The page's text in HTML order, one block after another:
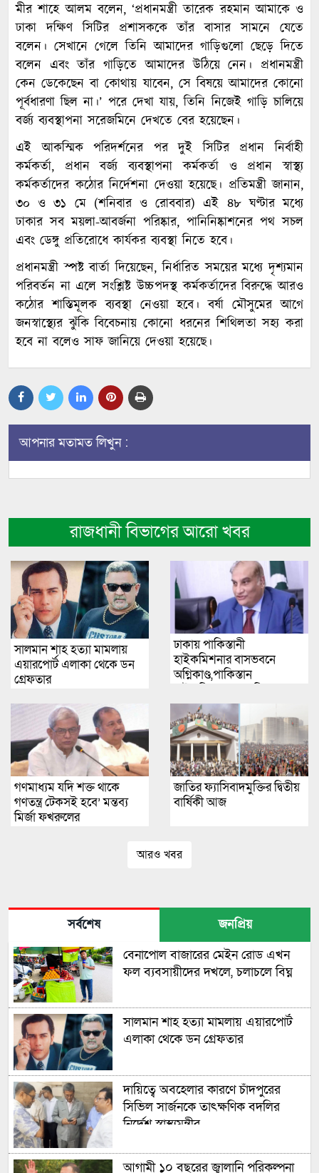
মীর শাহে আলম বলেন, ‘প্রধানমন্ত্রী তারেক রহমান আমাকে ও
ঢাকা দক্ষিণ সিটির প্রশাসককে তাঁর বাসার সামনে যেতে
বলেন। সেখানে গেলে তিনি আমাদের গাড়িগুলো ছেড়ে দিতে
বলেন এবং তাঁর গাড়িতে আমাদের উঠিয়ে নেন। প্রধানমন্ত্রী
কেন ডেকেছেন বা কোথায় যাবেন, সে বিষয়ে আমাদের কোনো
পূর্বধারণা ছিল না।’ পরে দেখা যায়, তিনি নিজেই গাড়ি চালিয়ে
বর্জ্য ব্যবস্থাপনা সরেজমিনে দেখতে বের হয়েছেন।
এই আকস্মিক পরিদর্শনের পর দুই সিটির প্রধান নির্বাহী
কর্মকর্তা, প্রধান বর্জ্য ব্যবস্থাপনা কর্মকর্তা ও প্রধান স্বাস্থ্য
কর্মকর্তাদের কঠোর নির্দেশনা দেওয়া হয়েছে। প্রতিমন্ত্রী জানান,
৩০ ও ৩১ মে (শনিবার ও রোববার) এই ৪৮ ঘণ্টার মধ্যে
ঢাকার সব ময়লা-আবর্জনা পরিষ্কার, পানিনিষ্কাশনের পথ সচল
এবং ডেঙ্গু প্রতিরোধে কার্যকর ব্যবস্থা নিতে হবে।
প্রধানমন্ত্রী স্পষ্ট বার্তা দিয়েছেন, নির্ধারিত সময়ের মধ্যে দৃশ্যমান
পরিবর্তন না এলে সংশ্লিষ্ট উচ্চপদস্থ কর্মকর্তাদের বিরুদ্ধে আরও
কঠোর শাস্তিমূলক ব্যবস্থা নেওয়া হবে। বর্ষা মৌসুমের আগে
জনস্বাস্থ্যের ঝুঁকি বিবেচনায় কোনো ধরনের শিথিলতা সহ্য করা
হবে না বলেও সাফ জানিয়ে দেওয়া হয়েছে।
আপনার মতামত লিখুন :
রাজধানী বিভাগের আরো খবর
সালমান শাহ হত্যা মামলায়
এয়ারপোর্ট এলাকা থেকে ডন
গ্রেফতার
ঢাকায় পাকিস্তানী
হাইকমিশনার বাসভবনে
অগ্নিকাণ্ড,পাকিস্তান
হাসপাতালে ভর্তি
গণমাধ্যম যদি শক্ত থাকে
গণতন্ত্র টেকসই হবে’ মন্তব্য
মির্জা ফখরুলের
জাতির ফ্যাসিবাদমুক্তির দ্বিতীয়
বার্ষিকী আজ
আরও খবর
সর্বশেষ জনপ্রিয়
বেনাপোল বাজারের মেইন রোড এখন
ফল ব্যবসায়ীদের দখলে, চলাচলে বিঘ্ন
সালমান শাহ হত্যা মামলায় এয়ারপোর্ট
এলাকা থেকে ডন গ্রেফতার
দায়িত্বে অবহেলার কারণে চাঁদপুরের
সিভিল সার্জনকে তাৎক্ষণিক বদলির
নির্দেশ স্বাস্থ্যমন্ত্রীর
আগামী ১০ বছরের জ্বালানি পরিকল্পনা